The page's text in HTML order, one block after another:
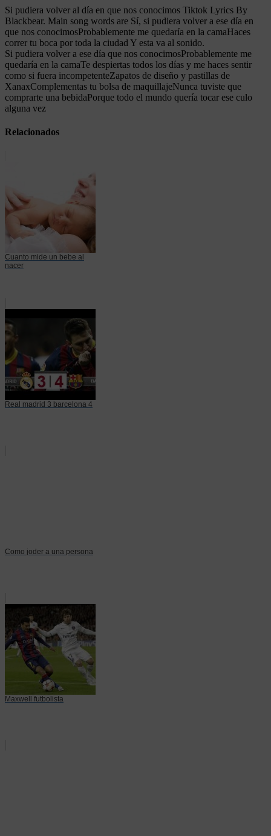
Si pudiera volver al día en que nos conocimos Tiktok Lyrics By
Blackbear. Main song words are Sí, si pudiera volver a ese día en
que nos conocimosProbablemente me quedaría en la camaHaces
correr tu boca por toda la ciudad Y esta va al sonido.
Si pudiera volver a ese día que nos conocimosProbablemente me
quedaría en la camaTe despiertas todos los días y me haces sentir
como si fuera incompetenteZapatos de diseño y pastillas de
XanaxComplementas tu bolsa de maquillajeNunca tuviste que
comprarte una bebidaPorque todo el mundo quería tocar ese culo
alguna vez
Relacionados
Cuanto mide un bebe al
nacer
Real madrid 3 barcelona 4
Como joder a una persona
Maxwell futbolista